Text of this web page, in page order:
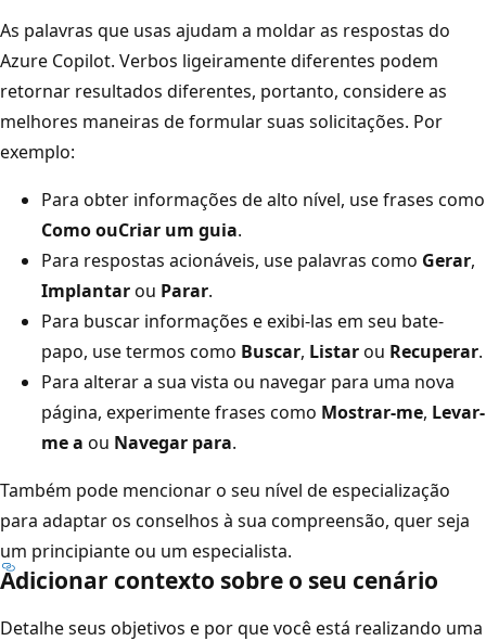
As palavras que usas ajudam a moldar as respostas do
Azure Copilot. Verbos ligeiramente diferentes podem
retornar resultados diferentes, portanto, considere as
melhores maneiras de formular suas solicitações. Por
exemplo:
Para obter informações de alto nível, use frases como
Como ouCriar um guia.
Para respostas acionáveis, use palavras como Gerar,
Implantarou Parar.
Para buscar informações e exibi-las em seu bate-
papo, use termos como Buscar, Listarou Recuperar.
Para alterar a sua vista ou navegar para uma nova
página, experimente frases como Mostrar-me, Levar-
me a ou Navegar para.
Também pode mencionar o seu nível de especialização
para adaptar os conselhos à sua compreensão, quer seja
um principiante ou um especialista.
Adicionar contexto sobre o seu cenário
Detalhe seus objetivos e por que você está realizando uma